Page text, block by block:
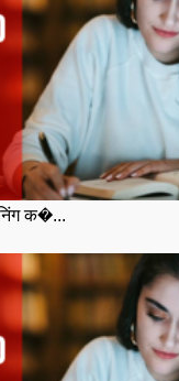
क�...